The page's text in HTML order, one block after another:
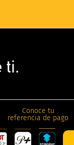
Conoce tu
referencia de pago